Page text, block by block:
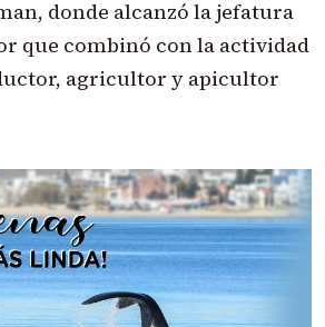
donde alcanzó la jefatura
que combinó con la actividad
agricultor y apicultor